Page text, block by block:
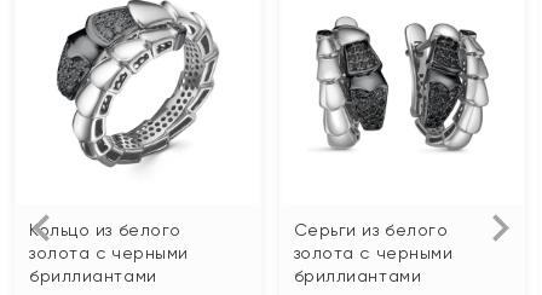
Кольцо из белого
золота с черными
бриллиантами
Серьги из белого
золота с черными
бриллиантами